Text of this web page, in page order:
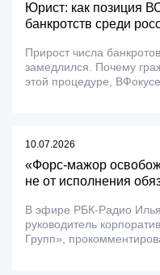
Юрист: как позиция
банкротств среди
Прирост числа
замедлился. Почему
этой процедуре, ВФокусе
10.07.2026
«Форс-мажор
не от исполнения
В эфире РБК-Радио Илья
руководитель
Групп»,